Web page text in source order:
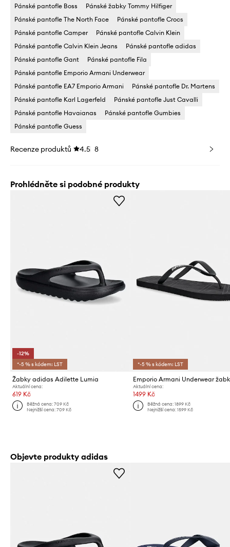
Pánské pantofle Boss
Pánské žabky Tommy Hilfiger
Pánské pantofle The North Face
Pánské pantofle Crocs
Pánské pantofle Camper
Pánské pantofle Calvin Klein
Pánské pantofle Calvin Klein Jeans
Pánské pantofle adidas
Pánské pantofle Gant
Pánské pantofle Fila
Pánské pantofle Emporio Armani Underwear
Pánské pantofle EA7 Emporio Armani
Pánské pantofle Dr. Martens
Pánské pantofle Karl Lagerfeld
Pánské pantofle Just Cavalli
Pánské pantofle Havaianas
Pánské pantofle Gumbies
Pánské pantofle Guess
Recenze produktů 4.5 8
Prohlédněte si podobné produkty
-12%
*-5 % s kódem: LST
Žabky adidas Adilette Lumia
Aktuální cena:
619 Kč
Běžná cena:709 Kč
Nejnižší cena:709 Kč
*-5 % s kódem: LST
Emporio Armani Underwear
Aktuální cena:
1499 Kč
Běžná cena: 1899 Kč
Nejnižší cena: 1599 Kč
Objevte produkty adidas